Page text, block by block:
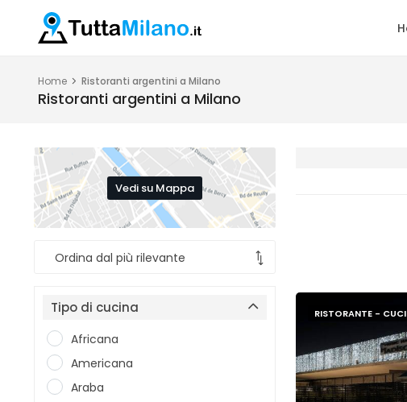
Home Ristoranti argentini a Milano
Ristoranti argentini a Milano
Vedi su Mappa
Tipo di cucina
Africana
Americana
Araba
RISTORANTE -